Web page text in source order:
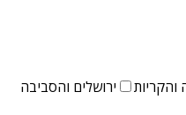
והקריות ירושלים והסביבה